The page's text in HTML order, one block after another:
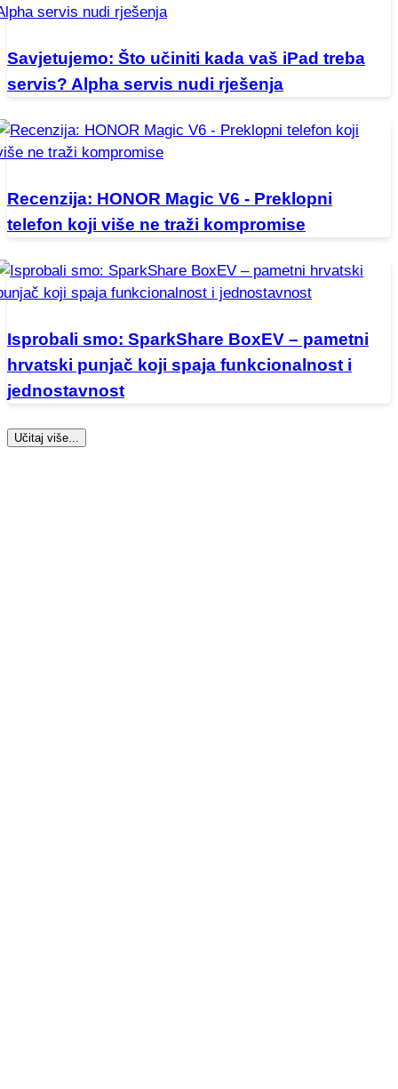
Savjetujemo: Što učiniti kada vaš iPad treba
servis? Alpha servis nudi rješenja
Recenzija: HONOR Magic V6 - Preklopni
telefon koji više ne traži kompromise
Isprobali smo: SparkShare BoxEV – pametni
hrvatski punjač koji spaja funkcionalnost i
jednostavnost
Učitaj više...